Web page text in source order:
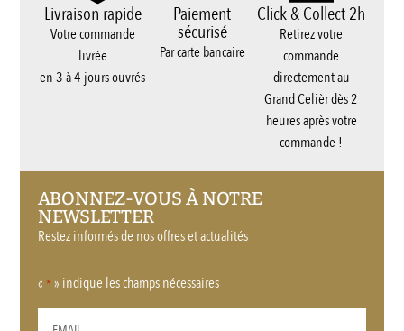
Livraison rapide
Votre commande
livrée
en 3 à 4 jours ouvrés
Paiement
sécurisé
Par carte bancaire
Click & Collect 2h
Retirez votre
commande
directement au
Grand Celièr dès 2
heures après votre
commande !
ABONNEZ-VOUS À NOTRE
NEWSLETTER
Restez informés de nos offres et actualités
« * » indique les champs nécessaires